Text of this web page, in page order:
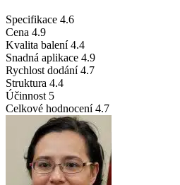
Specifikace 4.6
Cena 4.9
Kvalita balení 4.4
Snadná aplikace 4.9
Rychlost dodání 4.7
Struktura 4.4
Účinnost 5
Celkové hodnocení 4.7